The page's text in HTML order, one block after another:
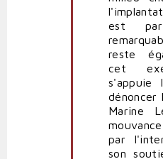
est
reste
cet
s'appuie
dénoncer
Marine
par
son